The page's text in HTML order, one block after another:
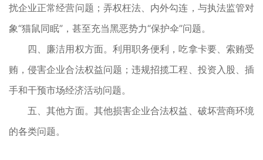
扰企业正常经营问题；弄权枉法、内外勾连，与执法监管对
象“猫鼠同眠”，甚至充当黑恶势力“保护伞”问题。
四、廉洁用权方面。利用职务便利，吃拿卡要、索贿受
贿，侵害企业合法权益问题；违规招揽工程、投资入股、插
手和干预市场经济活动问题。
五、其他方面。其他损害企业合法权益、破坏营商环境
的各类问题。